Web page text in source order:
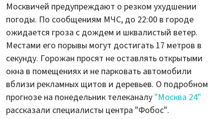
Москвичей предупреждают о резком ухудшении
погоды. По сообщениям МЧС, до 22:00 в городе
ожидается гроза с дождем и шквалистый ветер.
Местами его порывы могут достигать 17 метров в
секунду. Горожан просят не оставлять открытыми
окна в помещениях и не парковать автомобили
вблизи рекламных щитов и деревьев. О подробном
прогнозе на понедельник телеканалу "Москва 24"
рассказали специалисты центра "Фобос".